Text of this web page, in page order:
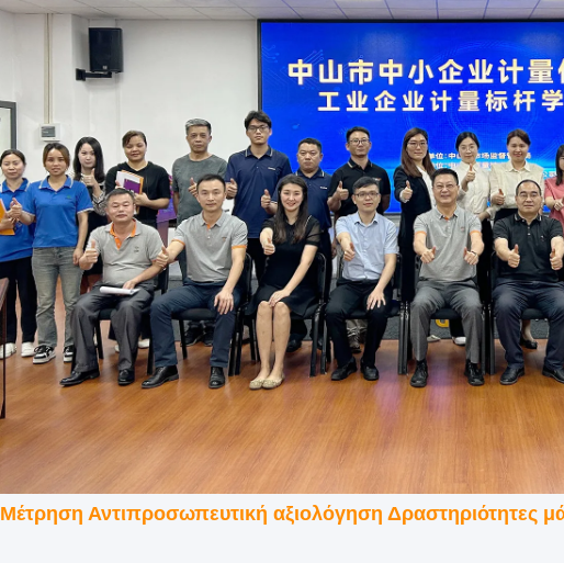
Μέτρηση Αντιπροσωπευτική αξιολόγηση Δραστηριότητες